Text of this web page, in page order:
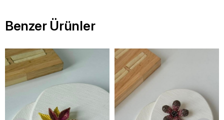
Benzer Ürünler